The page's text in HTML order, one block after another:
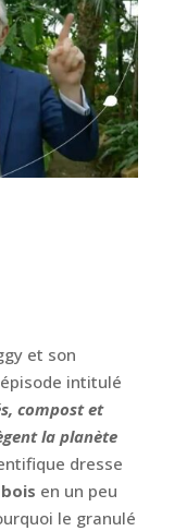
et son
intitulé
compost et
la planète
dresse
en un peu
le granulé